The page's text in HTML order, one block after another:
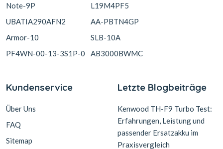
Note-9P
UBATIA290AFN2
Armor-10
PF4WN-00-13-3S1P-0
L19M4PF5
AA-PBTN4GP
SLB-10A
AB3000BWMC
Kundenservice
Über Uns
FAQ
Sitemap
Letzte Blogbeiträge
Kenwood TH-F9 Turbo Test:
Erfahrungen, Leistung und
passender Ersatzakku im
Praxisvergleich